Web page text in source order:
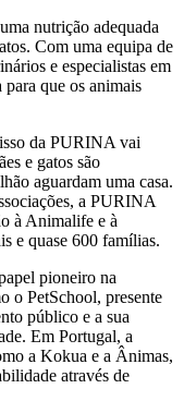
nutrição adequada
Com uma equipa de
e especialistas em
que os animais
da PURINA vai
e gatos são
aguardam uma casa.
a PURINA
à Animalife e à
e quase 600 famílias.
pioneiro na
o PetSchool, presente
público e a sua
Em Portugal, a
a Kokua e a Ânimas,
através de